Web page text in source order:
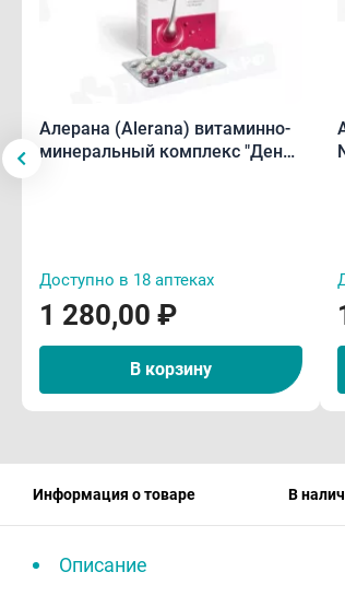
Алерана (Alerana) витаминно-
минеральный комплекс "День
Доступно в 18 аптеках
1 280,00 ₽
В корзину
Информация о товаре В
Описание